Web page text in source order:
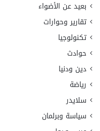
بعيد عن الأضواء
تقارير وحوارات
تكنولوجيا
حوادث
دين ودنيا
رياضة
سلايدر
سياسة وبرلمان